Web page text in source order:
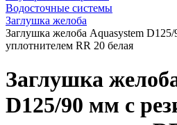
Водосточные системы
Заглушка желоба
Заглушка желоба Aquasystem
уплотнителем RR 20 белая
Заглушка
D125/90 мм с